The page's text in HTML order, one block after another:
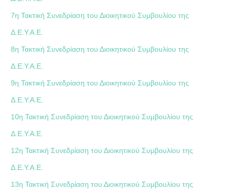
7η Τακτική Συνεδρίαση του Διοικητικού Συμβουλίου της
Δ.Ε.Υ.Α.Ε.
8η Τακτική Συνεδρίαση του Διοικητικού Συμβουλίου της
Δ.Ε.Υ.Α.Ε.
9η Τακτική Συνεδρίαση του Διοικητικού Συμβουλίου της
Δ.Ε.Υ.Α.Ε.
10η Τακτική Συνεδρίαση του Διοικητικού Συμβουλίου της
Δ.Ε.Υ.Α.Ε.
12η Τακτική Συνεδρίαση του Διοικητικού Συμβουλίου της
Δ.Ε.Υ.Α.Ε.
13η Τακτική Συνεδρίαση του Διοικητικού Συμβουλίου της